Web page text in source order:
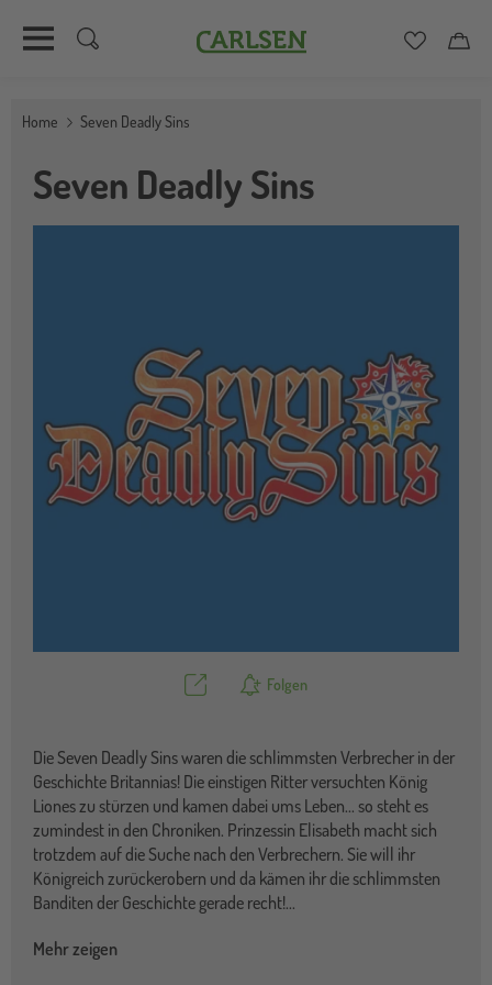
zum
Carlsen
Home Seven Deadly Sins
Seven Deadly Sins
Teilen Folgen
Die Seven Deadly Sins waren die schlimmsten Verbrecher in der
Geschichte Britannias! Die einstigen Ritter versuchten König
Liones zu stürzen und kamen dabei ums Leben... so steht es
zumindest in den Chroniken. Prinzessin Elisabeth macht sich
trotzdem auf die Suche nach den Verbrechern. Sie will ihr
Königreich zurückerobern und da kämen ihr die schlimmsten
Banditen der Geschichte gerade recht!...
Mehr zeigen